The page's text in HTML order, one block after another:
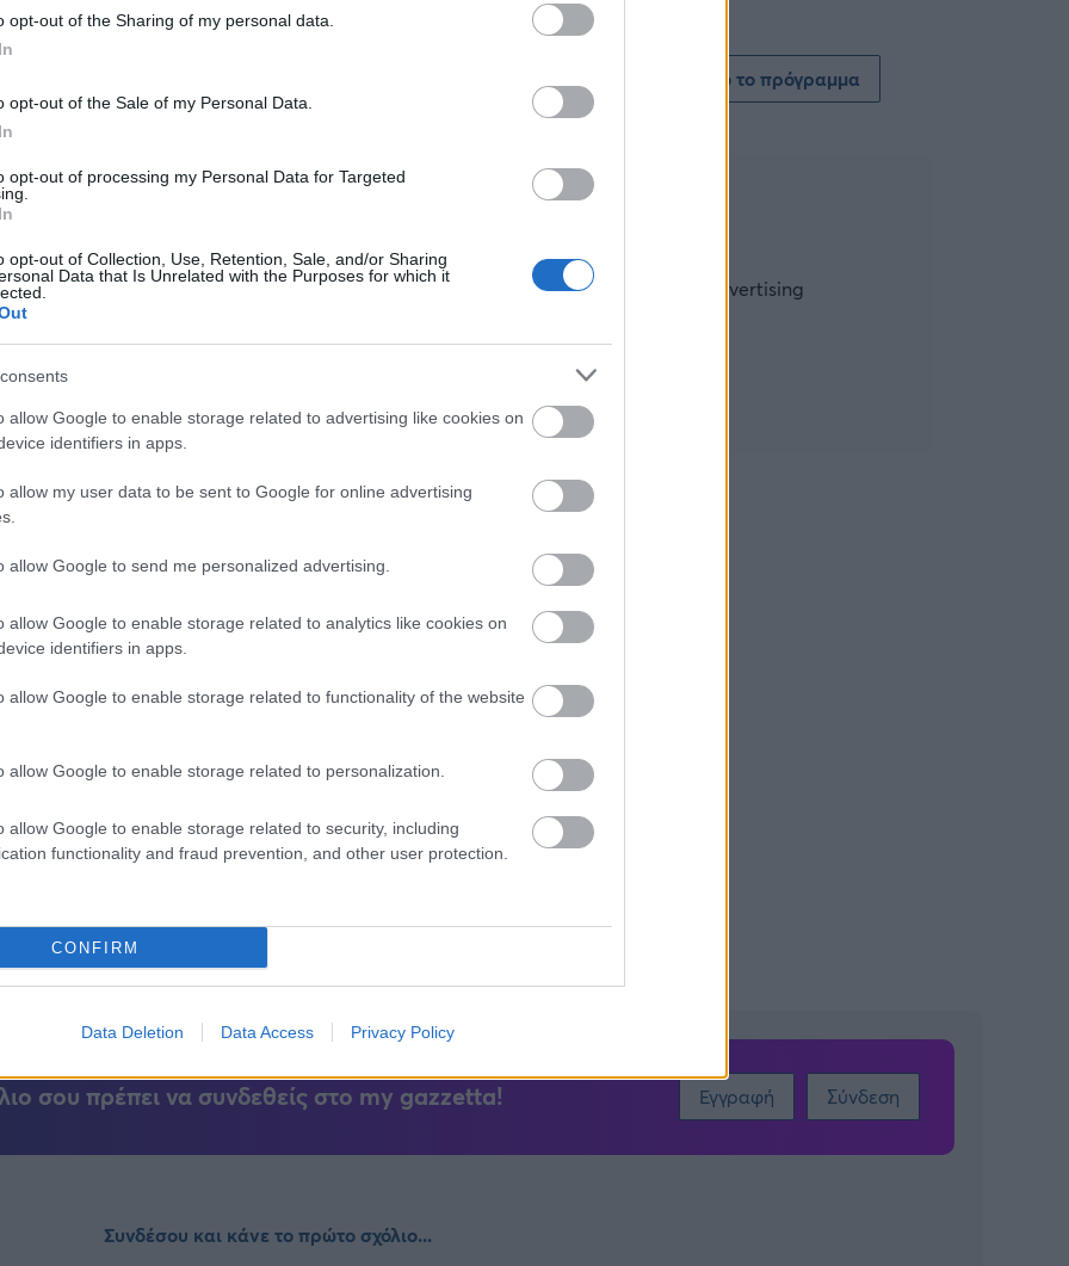
opt-out of the Sharing of my personal data.
opt-out of the Sale of my Personal Data.
opt-out of processing my Personal Data for Targeted
opt-out of Collection, Use, Retention, Sale, and/or Sharing
Data that Is Unrelated with the Purposes for which it
allow Google to enable storage related to advertising like cookies on
identifiers in apps.
allow my user data to be sent to Google for online advertising
allow Google to send me personalized advertising.
allow Google to enable storage related to analytics like cookies on
identifiers in apps.
allow Google to enable storage related to functionality of the website
allow Google to enable storage related to personalization.
allow Google to enable storage related to security, including
functionality and fraud prevention, and other user protection.
CONFIRM
Data Deletion Data Access Privacy Policy
είχε συμβεί τον Φεβρουάριο του 2023
που έγινε από την τότε 13χρονη κοπέλα και
Αρχές της περιοχής μας, ενώ είχε
γεννήτρια και ψησταριά ξεκίνησαν οι πυρκαγιές
για τον εμπρησμό – Αύριο ενώπιον
325 αυτοψίες της ΓΔΑΕΦΚ στις πληγείσες
Δείτε όλο το πρόγραμμα
σου πρέπει να συνδεθείς στο my gazzetta! Εγγραφή Σύνδεση
Συνδέσου και κάνε το πρώτο σχόλιο...